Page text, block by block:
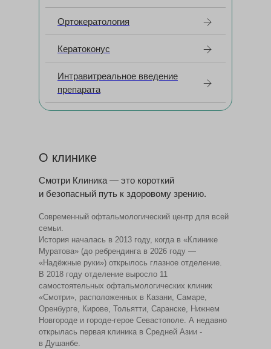
Ортокератология
Кератоконус
Интравитреальное введение
препарата
О клинике
Смотри Клиника — это короткий
и безопасный путь к здоровому зрению.
Современный офтальмологический центр для всей
семьи.
История началась в 2013 году, когда в «Клинике
Муратова» (до ребрендинга в 2026 году —
«Надёжные руки») открылось глазное отделение.
В 2018 году отделение выросло 11
самостоятельных офтальмологических клиник
«Смотри», расположенных в Казани, Самаре,
Оренбурге, Кирове, Тольятти, Саранске, Нижнем
Новгороде и городе-герое Севастополе. А недавно
открылась первая клиника в Средней Азии -
в Душанбе.